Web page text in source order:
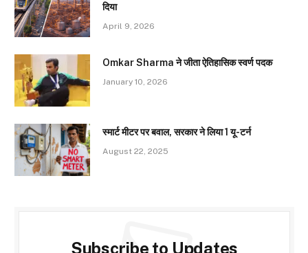
दिया
April 9, 2026
Omkar Sharma ने जीता ऐतिहासिक स्वर्ण पदक
January 10, 2026
स्मार्ट मीटर पर बवाल, सरकार ने लिया 1 यू-टर्न
August 22, 2025
Subscribe to Updates